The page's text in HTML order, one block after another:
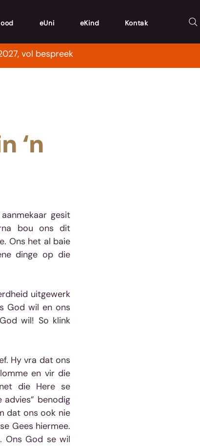
eUni eKind Kontak
vol bespreek
‘n
gesit
bou ons dit
Ons het al baie
dinge op die
uitgewerk
God wil en ons
wil! So klink
Hy vra dat ons
en vir die
die Here se
benodig
dat ons ook nie
Gees hiermee.
Ons God se wil